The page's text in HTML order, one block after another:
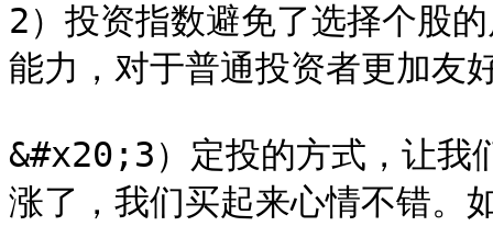
2）投资指数避免了选择个股
能力，对于普通投资者更加友
&#x20;3）定投的方式，让我
涨了，我们买起来心情不错。